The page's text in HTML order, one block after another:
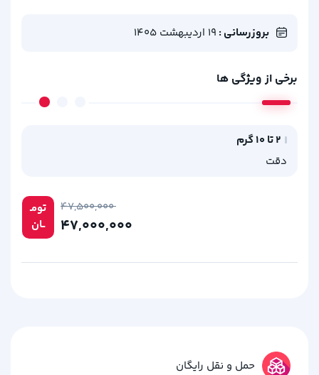
بروزرسانی : 19 اردیبهشت 1405
برخی از ویژگی ها
2 تا 10 گرم
دقت
تومـ
ــان
۴۷,۵۰۰,۰۰۰
حمل و نقل رایگان